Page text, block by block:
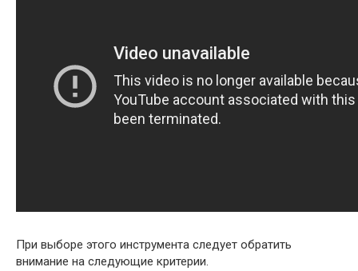
При выборе этого инструмента следует обратить
внимание на следующие критерии.